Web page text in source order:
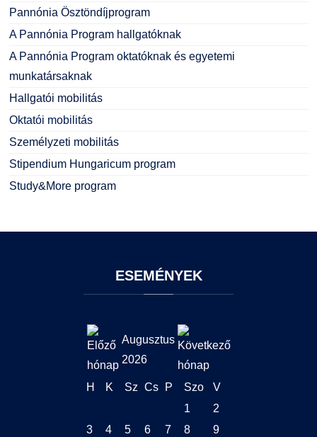
Pannónia Ösztöndíjprogram
A Pannónia Program hallgatóknak
A Pannónia Program oktatóknak és egyetemi
munkatársaknak
Hallgatói mobilitás
Oktatói mobilitás
Személyzeti mobilitás
Stipendium Hungaricum program
Study&More program
ESEMÉNYEK
Augusztus
2026
H K Sz Cs P Szo
V
1
2
3
4 5 6 7 8
9